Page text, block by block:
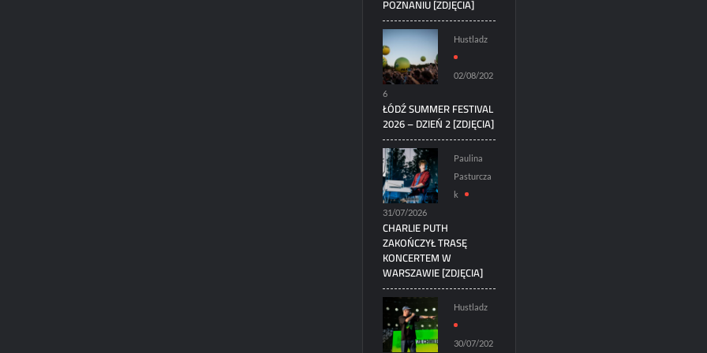
POZNANIU [ZDJĘCIA]
Hustladz
02/08/202
6
ŁÓDŹ SUMMER FESTIVAL
2026 – DZIEŃ 2 [ZDJĘCIA]
Paulina
Pasturcza
k
31/07/2026
CHARLIE PUTH
ZAKOŃCZYŁ TRASĘ
KONCERTEM W
WARSZAWIE [ZDJĘCIA]
Hustladz
30/07/202